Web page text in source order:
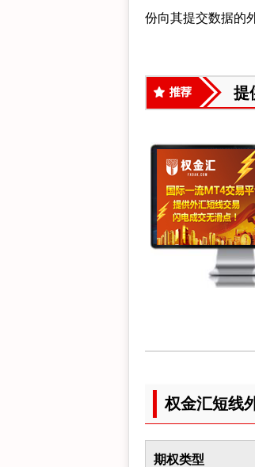
份向其提交数据的
提
权金汇短线
期权类型